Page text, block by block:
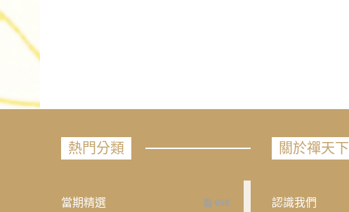
熱門分類
當期精選 658
關於禪天下
認識我們